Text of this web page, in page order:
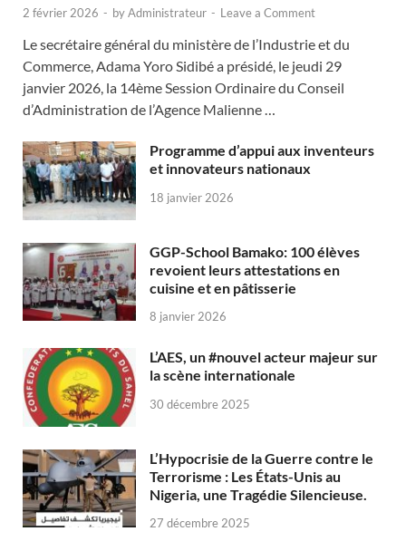
2 février 2026 - byAdministrateur - Leave a Comment
Le secrétaire général du ministère de l’Industrie et du
Commerce, Adama Yoro Sidibé a présidé, le jeudi 29
janvier 2026, la 14ème Session Ordinaire du Conseil
d’Administration de l’Agence Malienne …
Programme d’appui aux inventeurs
et innovateurs nationaux
18 janvier 2026
GGP-School Bamako: 100 élèves
revoient leurs attestations en
cuisine et en pâtisserie
8 janvier 2026
L’AES, un #nouvel acteur majeur sur
la scène internationale
30 décembre 2025
L’Hypocrisie de la Guerre contre le
Terrorisme : Les États-Unis au
Nigeria, une Tragédie Silencieuse.
27 décembre 2025